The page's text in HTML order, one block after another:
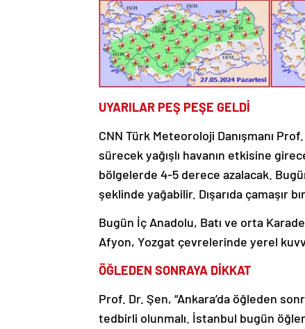
UYARILAR PEŞ PEŞE GELDİ
CNN Türk Meteoroloji Danışmanı
sürecek yağışlı havanın etkisine
bölgelerde 4-5 derece azalacak.
şeklinde yağabilir. Dışarıda çamaşır
Bugün İç Anadolu, Batı ve orta
Afyon, Yozgat çevrelerinde yerel
ÖĞLEDEN SONRAYA DİKKAT
Prof. Dr. Şen, “Ankara’da öğleden
tedbirli olunmalı. İstanbul bugün